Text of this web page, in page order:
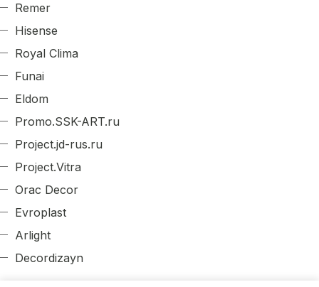
Remer
Hisense
Royal Clima
Funai
Eldom
Promo.SSK-ART.ru
Project.jd-rus.ru
Project.Vitra
Orac Decor
Evroplast
Arlight
Decordizayn